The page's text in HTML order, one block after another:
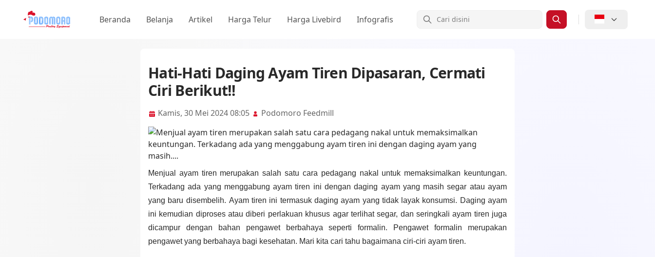
Cari
Beranda Belanja Artikel Harga Telur Harga Livebird Infografis
Hati-Hati Daging Ayam Tiren Dipasaran, Cermati
Ciri Berikut!!
Kamis, 30 Mei 2024 08:05 Podomoro Feedmill
Menjual ayam tiren merupakan salah satu cara pedagang nakal untuk memaksimalkan keuntungan.
Terkadang ada yang menggabung ayam tiren ini dengan daging ayam yang masih segar atau ayam
yang baru disembelih. Ayam tiren ini termasuk daging ayam yang tidak layak konsumsi. Daging ayam
ini kemudian diproses atau diberi perlakuan khusus agar terlihat segar, dan seringkali ayam tiren juga
dicampur dengan bahan pengawet berbahaya seperti formalin. Pengawet formalin merupakan
pengawet yang berbahaya bagi kesehatan. Mari kita cari tahu bagaimana ciri-ciri ayam tiren.